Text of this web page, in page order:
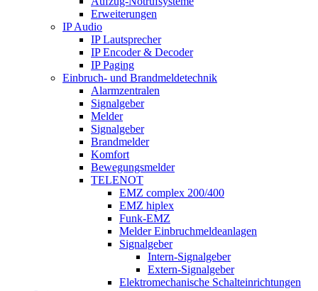
Erweiterungen
IP Audio
IP Lautsprecher
IP Encoder & Decoder
IP Paging
Einbruch- und Brandmeldetechnik
Alarmzentralen
Signalgeber
Melder
Signalgeber
Brandmelder
Komfort
Bewegungsmelder
TELENOT
EMZ complex 200/400
EMZ hiplex
Funk-EMZ
Melder Einbruchmeldeanlagen
Signalgeber
Intern-Signalgeber
Extern-Signalgeber
Elektromechanische Schalteinrichtungen